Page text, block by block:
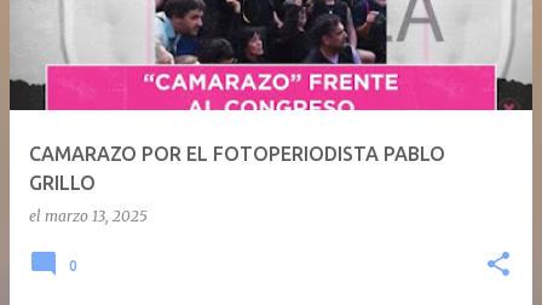
CAMARAZO POR EL FOTOPERIODISTA PABLO
GRILLO
el marzo 13, 2025
0